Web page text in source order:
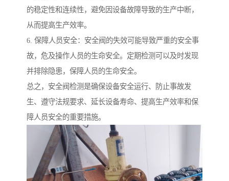
的稳定性和连续性，避免因设备故障导致的生产中断，
从而提高生产效率。
6. 保障人员安全：安全阀的失效可能导致严重的安全事
故，危及操作人员的生命安全。定期检测可以及时发现
并排除隐患，保障人员的生命安全。
总之，安全阀检测是确保设备安全运行、防止事故发
生、遵守法规要求、延长设备寿命、提高生产效率和保
障人员安全的重要措施。